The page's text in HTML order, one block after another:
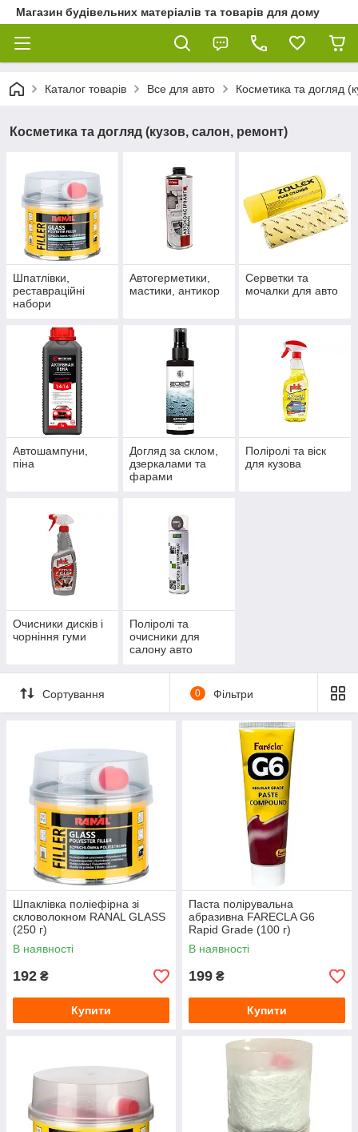
Магазин будівельних матеріалів та товарів для дому
Каталог товарів Все для авто Косметика та догляд
Косметика та догляд (кузов, салон, ремонт)
Шпатлівки,
реставраційні
набори
Автогерметики,
мастики, антикор
Серветки та
мочалки для авто
Автошампуни,
піна
Догляд за склом,
дзеркалами та
фарами
Поліролі та віск
для кузова
Очисники дисків і
чорніння гуми
Поліролі та
очисники для
салону авто
Сортування 0 Фільтри
Шпаклівка поліефірна зі
скловолокном RANAL GLASS
(250 г)
В наявності
192 ₴
Купити
Паста полірувальна
абразивна FARECLA G6
Rapid Grade (100 г)
P1000/1200
В наявності
199 ₴
Купити